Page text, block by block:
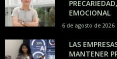
EMOCIONAL
6 de agosto de 2026
LAS
MANTENER